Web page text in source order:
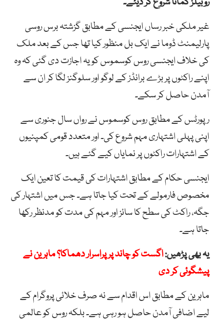
غیر ملکی خبر رساں ایجنسی کے مطابق گزشتہ برس روسی
پارلیمنٹ ڈوما نے ایک بل منظور کیا تھا جس کے بعد ملک
کی خلاف ایجنسی روس کوسموس کو یہ اجازت دی گئی کہ وہ
اپنے راکٹوں پر بڑے برانڈز کے لوگو اور سلوگنز لگا کر ان سے
آمدن حاصل کر سکے۔
رپورٹس کے مطابق روس کوسموس نے رواں سال جنوری سے
اپنی پہلی اشتہاری مہم شروع کی۔ اور متعدد قومی کمپنیوں
کے اشتہارات راکٹوں پر نمایاں کیے گئے ہیں۔
ایجنسی حکام کے مطابق اشتہارات کی قیمت کا تعین ایک
مخصوص فارمولے کے تحت کیا جاتا ہے۔ جس میں اشتہار کی
جگہ، راکٹ کی سطح کا سائز اور مہم کی مدت کو مدنظر رکھا
جاتا ہے۔
یہ بھی پڑھیں:اگست کو چاند پر پراسرار دھماکا؟ ماہرین نے
پیشگوئی کر دی
ماہرین کے مطابق اس اقدام سے نہ صرف خلائی پروگرام کے
لیے اضافی آمدن حاصل ہو رہی ہے۔ بلکہ روس کو عالمی